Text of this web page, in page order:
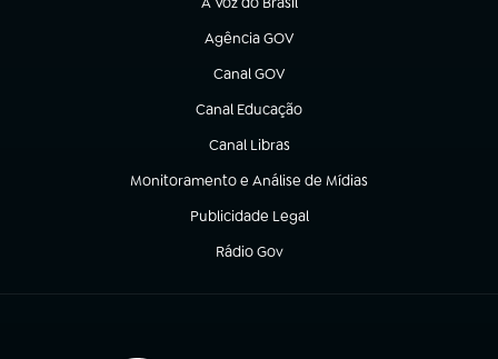
(abre em nova aba)
Agência GOV
(abre em nova aba)
Canal GOV
(abre em nova aba)
Canal Educação
(abre em nova aba)
Canal Libras
(abre em nova aba)
Monitoramento e Análise de Mídias
(abre em nova aba)
Publicidade Legal
(abre em nova aba)
Rádio Gov
(abre em nova aba)